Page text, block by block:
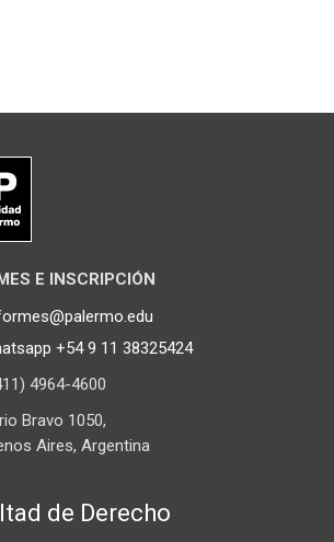
E INSCRIPCIÓN
+54 9 11 38325424
4964-4600
Bravo 1050,
Aires, Argentina
de Derecho